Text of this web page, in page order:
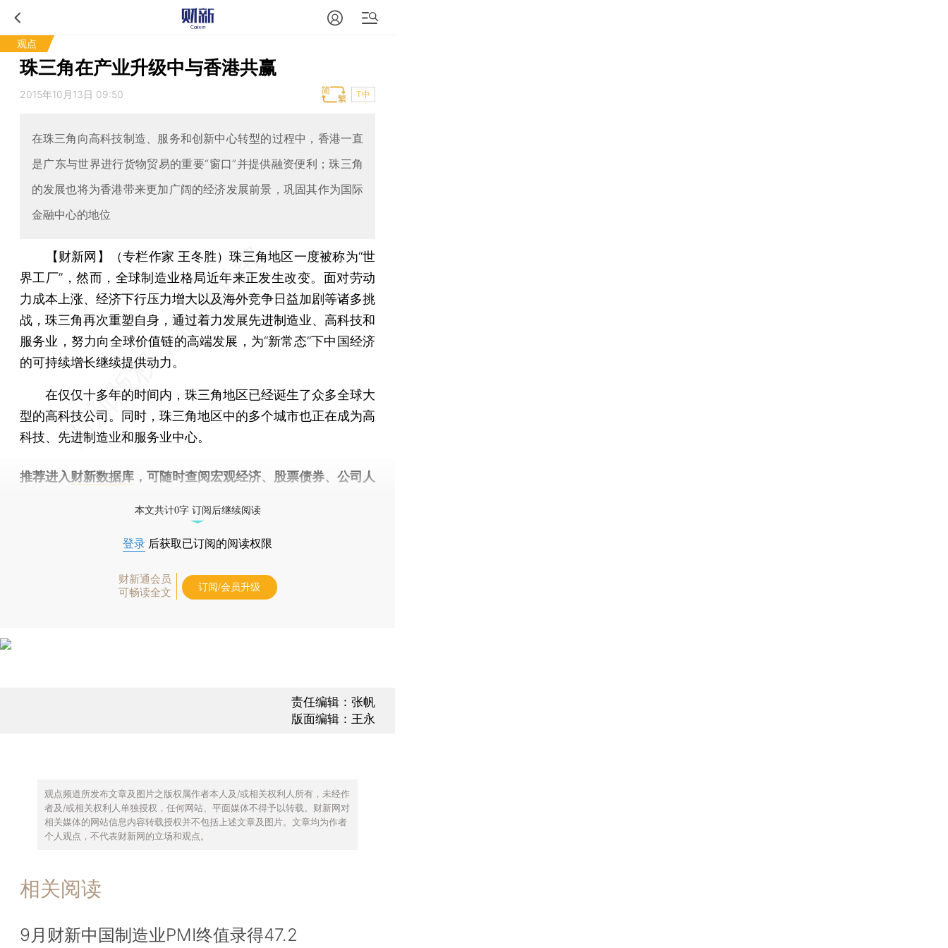
观点
珠三角在产业升级中与香港共赢
2015年10月13日 09:50 T中
在珠三角向高科技制造、服务和创新中心转型的过程中，香港一直
是广东与世界进行货物贸易的重要“窗口”并提供融资便利；珠三角
的发展也将为香港带来更加广阔的经济发展前景，巩固其作为国际
金融中心的地位
【财新网】（专栏作家 王冬胜）珠三角地区一度被称为“世
界工厂”，然而，全球制造业格局近年来正发生改变。面对劳动
力成本上涨、经济下行压力增大以及海外竞争日益加剧等诸多挑
战，珠三角再次重塑自身，通过着力发展先进制造业、高科技和
服务业，努力向全球价值链的高端发展，为“新常态”下中国经济
的可持续增长继续提供动力。
在仅仅十多年的时间内，珠三角地区已经诞生了众多全球大
型的高科技公司。同时，珠三角地区中的多个城市也正在成为高
科技、先进制造业和服务业中心。
推荐进入财新数据库 ，可随时查阅宏观经济、股票债券、公司人
本文共计0字 订阅后继续阅读
登录 后获取已订阅的阅读权限
财新通会员
可畅读全文
订阅/会员升级
责任编辑：张帆
版面编辑：王永
观点频道所发布文章及图片之版权属作者本人及/或相关权利人所有，未经作
者及/或相关权利人单独授权，任何网站、平面媒体不得予以转载。财新网对
相关媒体的网站信息内容转载授权并不包括上述文章及图片。文章均为作者
个人观点，不代表财新网的立场和观点。
相关阅读
9月财新中国制造业PMI终值录得47.2